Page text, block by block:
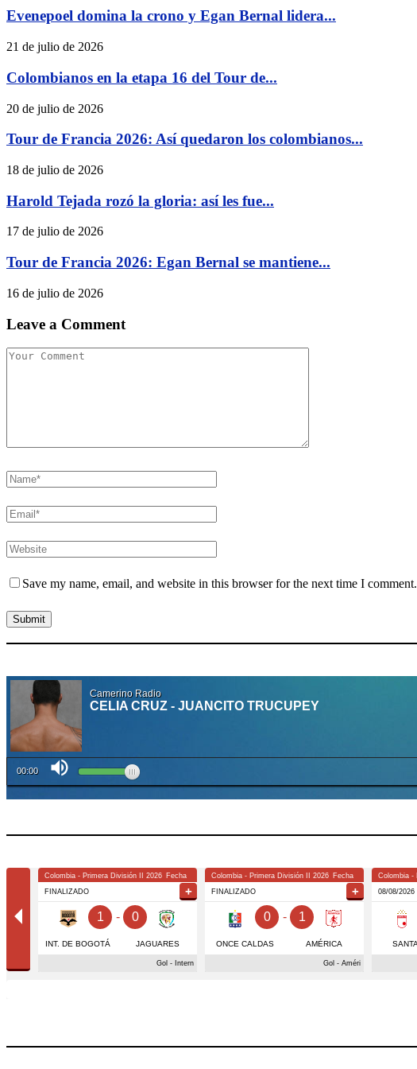
Evenepoel domina la crono y Egan Bernal lidera...
21 de julio de 2026
Colombianos en la etapa 16 del Tour de...
20 de julio de 2026
Tour de Francia 2026: Así quedaron los colombianos...
18 de julio de 2026
Harold Tejada rozó la gloria: así les fue...
17 de julio de 2026
Tour de Francia 2026: Egan Bernal se mantiene...
16 de julio de 2026
Leave a Comment
Save my name, email, and website in this browser for the next time I comment.